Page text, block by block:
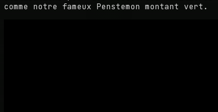
comme notre fameux Penstemon montant vert.